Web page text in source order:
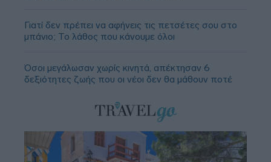
Γιατί δεν πρέπει να αφήνεις τις πετσέτες σου στο
μπάνιο; Το λάθος που κάνουμε όλοι
Όσοι μεγάλωσαν χωρίς κινητά, απέκτησαν 6
δεξιότητες ζωής που οι νέοι δεν θα μάθουν ποτέ